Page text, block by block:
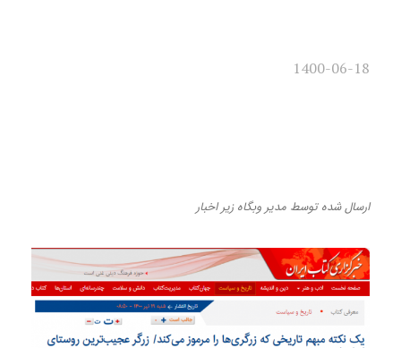
1400-06-18
ارسال شدهتوسط مدیر وبگاه زیراخبار